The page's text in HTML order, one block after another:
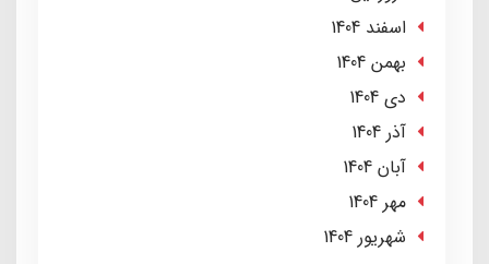
اسفند 1404
بهمن 1404
دی 1404
آذر 1404
آبان 1404
مهر 1404
شهریور 1404